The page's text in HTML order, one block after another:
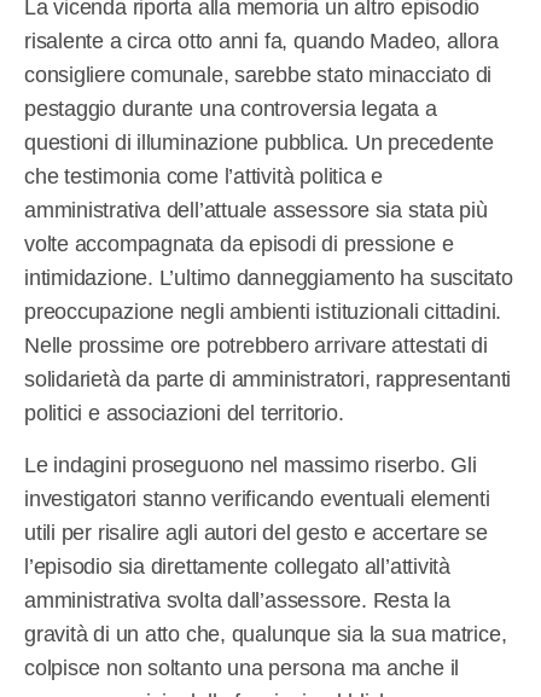
La vicenda riporta alla memoria un altro episodio
risalente a circa otto anni fa, quando Madeo, allora
consigliere comunale, sarebbe stato minacciato di
pestaggio durante una controversia legata a
questioni di illuminazione pubblica. Un precedente
che testimonia come l’attività politica e
amministrativa dell’attuale assessore sia stata più
volte accompagnata da episodi di pressione e
intimidazione. L’ultimo danneggiamento ha suscitato
preoccupazione negli ambienti istituzionali cittadini.
Nelle prossime ore potrebbero arrivare attestati di
solidarietà da parte di amministratori, rappresentanti
politici e associazioni del territorio.
Le indagini proseguono nel massimo riserbo. Gli
investigatori stanno verificando eventuali elementi
utili per risalire agli autori del gesto e accertare se
l’episodio sia direttamente collegato all’attività
amministrativa svolta dall’assessore. Resta la
gravità di un atto che, qualunque sia la sua matrice,
colpisce non soltanto una persona ma anche il